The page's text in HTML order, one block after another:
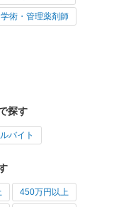
学術・管理薬剤師
探す
バイト
450万円以上